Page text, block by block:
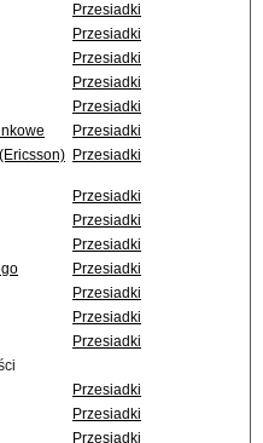
Przesiadki
Przesiadki
Przesiadki
Przesiadki
Przesiadki
Przesiadki
Przesiadki
Przesiadki
Przesiadki
Przesiadki
Przesiadki
Przesiadki
Przesiadki
Przesiadki
Przesiadki
Przesiadki
Przesiadki